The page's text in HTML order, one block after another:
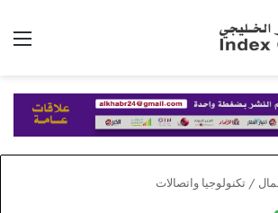
/ تكنولوجيا واتصالات